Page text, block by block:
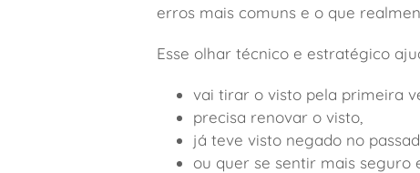
erros mais comuns e o que
Esse olhar técnico e estratégico
vai tirar o visto pela primeira
precisa renovar o visto,
já teve visto negado no
ou quer se sentir mais seguro